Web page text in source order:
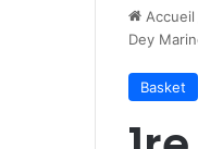
Accueil
Dey
Basket